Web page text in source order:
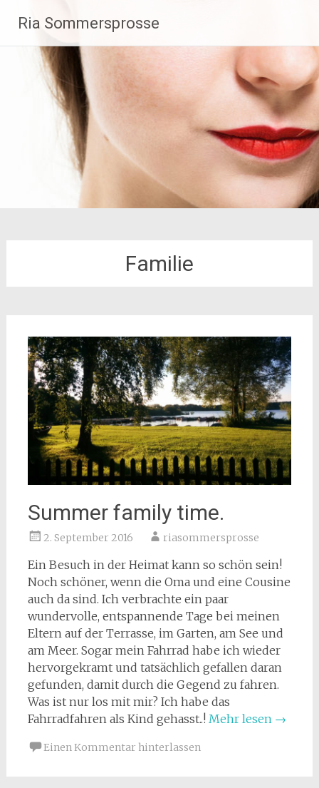
Inhalt
springen
Ria Sommersprosse
Familie
Summer family time.
2. September 2016 riasommersprosse
Ein Besuch in der Heimat kann so schön sein!
Noch schöner, wenn die Oma und eine Cousine
auch da sind. Ich verbrachte ein paar
wundervolle, entspannende Tage bei meinen
Eltern auf der Terrasse, im Garten, am See und
am Meer. Sogar mein Fahrrad habe ich wieder
hervorgekramt und tatsächlich gefallen daran
gefunden, damit durch die Gegend zu fahren.
Was ist nur los mit mir? Ich habe das
Fahrradfahren als Kind gehasst..! Mehr lesen →
Einen Kommentar hinterlassen